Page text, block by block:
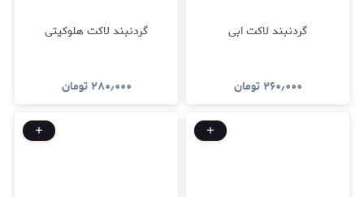
گردنبند لاکت ابی
۲۶۰٫۰۰۰ تومان
گردنبند لاکت هلوکیتی
۲۸۰٫۰۰۰ تومان